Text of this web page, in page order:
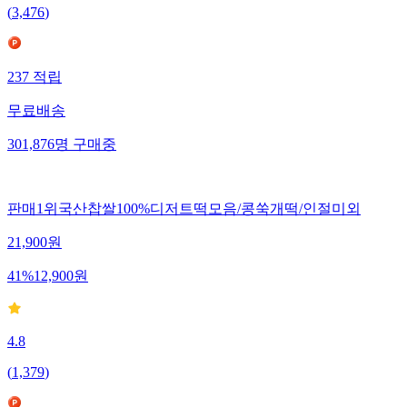
(3,476)
237 적립
무료배송
301,876명 구매중
판매1위국산찹쌀100%디저트떡모음/콩쑥개떡/인절미외
21,900원
41%12,900원
4.8
(1,379)